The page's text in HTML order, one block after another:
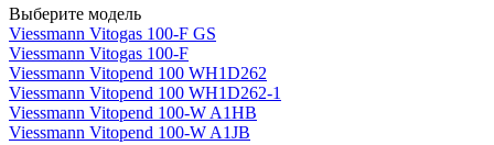
Выберите модель
Viessmann Vitogas 100-F GS
Viessmann Vitogas 100-F
Viessmann Vitopend 100 WH1D262
Viessmann Vitopend 100 WH1D262-1
Viessmann Vitopend 100-W A1HB
Viessmann Vitopend 100-W A1JB